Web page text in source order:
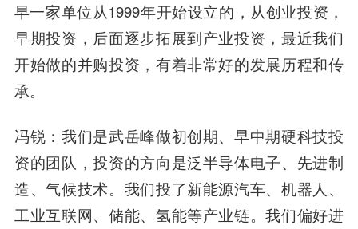
早一家单位从1999年开始设立的，从创业投资，
早期投资，后面逐步拓展到产业投资，最近我们
开始做的并购投资，有着非常好的发展历程和传
承。
冯锐：我们是武岳峰做初创期、早中期硬科技投
资的团队，投资的方向是泛半导体电子、先进制
造、气候技术。我们投了新能源汽车、机器人、
工业互联网、储能、氢能等产业链。我们偏好进